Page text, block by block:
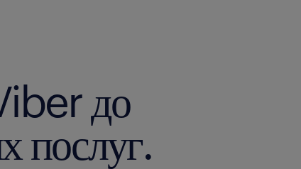
до
послуг.